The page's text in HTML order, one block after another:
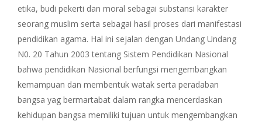
etika, budi pekerti dan moral sebagai substansi karakter
seorang muslim serta sebagai hasil proses dari manifestasi
pendidikan agama. Hal ini sejalan dengan Undang Undang
N0. 20 Tahun 2003 tentang Sistem Pendidikan Nasional
bahwa pendidikan Nasional berfungsi mengembangkan
kemampuan dan membentuk watak serta peradaban
bangsa yag bermartabat dalam rangka mencerdaskan
kehidupan bangsa memiliki tujuan untuk mengembangkan